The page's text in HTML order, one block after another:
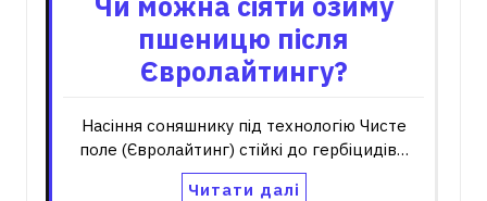
пшеницю після
Євролайтингу?
Насіння соняшнику під технологію Чисте
поле (Євролайтинг) стійкі до гербіцидів…
Читати далі